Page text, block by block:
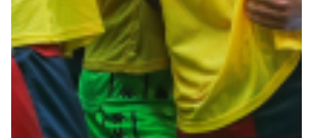
Robe di Kappa x Genoa
Vintage Collection
Red&Blue Voices
Kids